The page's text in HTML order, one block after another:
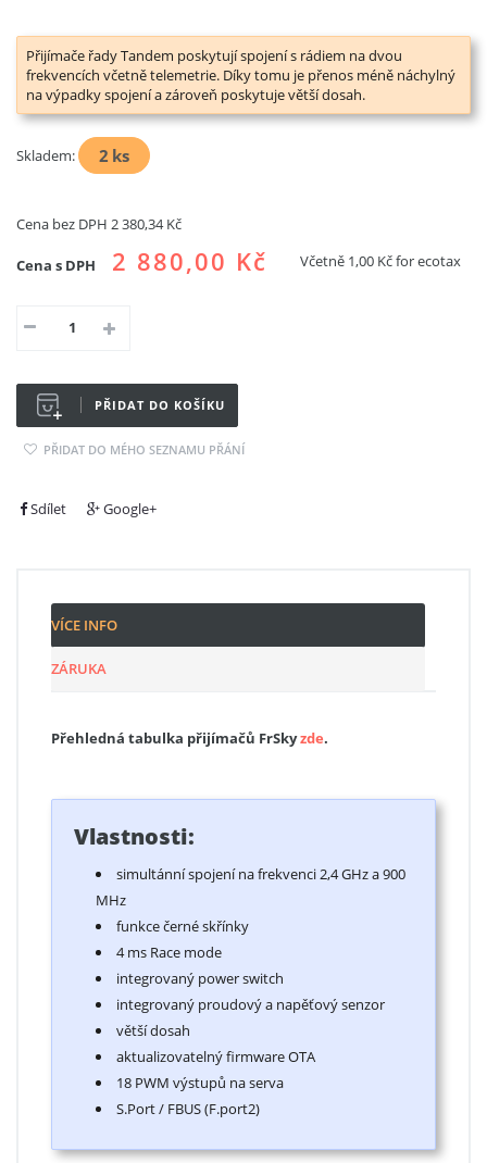
Přijímače řady Tandem poskytují spojení s rádiem na dvou
frekvencích včetně telemetrie. Díky tomu je přenos méně náchylný
na výpadky spojení a zároveň poskytuje větší dosah.
Skladem: 2 ks
Cena bez DPH 2 380,34 Kč
Cena s DPH 2 880,00 Kč Včetně 1,00 Kčfor ecotax
PŘIDAT DO KOŠÍKU
PŘIDAT DO MÉHO SEZNAMU PŘÁNÍ
Sdílet Google+
VÍCE INFO
ZÁRUKA
Přehledná tabulka přijímačů FrSkyzde.
Vlastnosti:
simultánní spojení na frekvenci 2,4 GHz a 900
MHz
funkce černé skřínky
4 ms Race mode
integrovaný power switch
integrovaný proudový a napěťový senzor
větší dosah
aktualizovatelný firmware OTA
18 PWM výstupů na serva
S.Port / FBUS (F.port2)